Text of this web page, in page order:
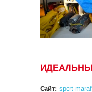
Сайт: sport-